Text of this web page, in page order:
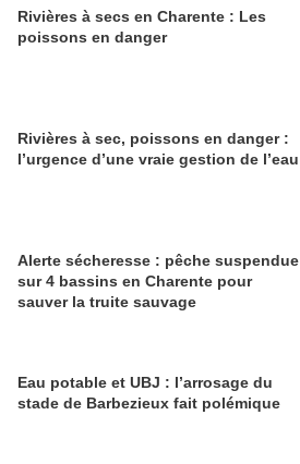
Rivières à secs en Charente : Les
poissons en danger
Rivières à sec, poissons en danger :
l’urgence d’une vraie gestion de l’eau
Alerte sécheresse : pêche suspendue
sur 4 bassins en Charente pour
sauver la truite sauvage
Eau potable et UBJ : l’arrosage du
stade de Barbezieux fait polémique